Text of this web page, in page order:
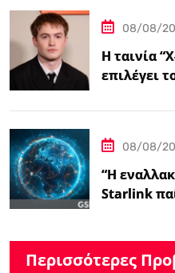
08/08/
Η ταινία
επιλέγει
08/08/
“Η
Starlink
Περισσότερες